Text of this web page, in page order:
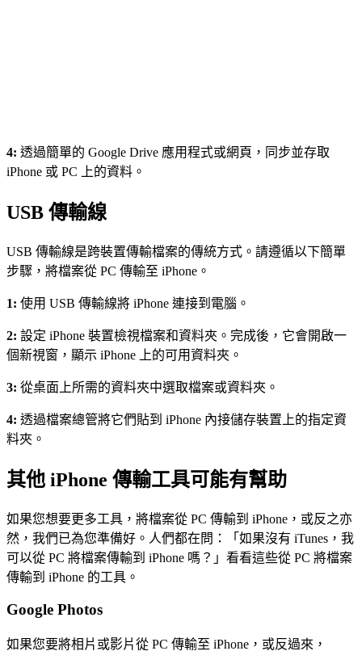
4: 透過簡單的 Google Drive 應用程式或網頁，同步並存取
iPhone 或 PC 上的資料。
USB 傳輸線
USB 傳輸線是跨裝置傳輸檔案的傳統方式。請遵循以下簡單
步驟，將檔案從 PC 傳輸至 iPhone。
1: 使用 USB 傳輸線將 iPhone 連接到電腦。
2: 設定 iPhone 裝置檢視檔案和資料夾。完成後，它會開啟一
個新視窗，顯示 iPhone 上的可用資料夾。
3: 從桌面上所需的資料夾中選取檔案或資料夾。
4: 透過檔案總管將它們貼到 iPhone 內接儲存裝置上的指定資
料夾。
其他 iPhone 傳輸工具可能有幫助
如果您想要更多工具，將檔案從 PC 傳輸到 iPhone，或反之亦
然，我們已為您準備好。人們都在問：「如果沒有 iTunes，我
可以從 PC 將檔案傳輸到 iPhone 嗎？」看看這些從 PC 將檔案
傳輸到 iPhone 的工具。
Google Photos
如果您要將相片或影片從 PC 傳輸至 iPhone，或反過來，